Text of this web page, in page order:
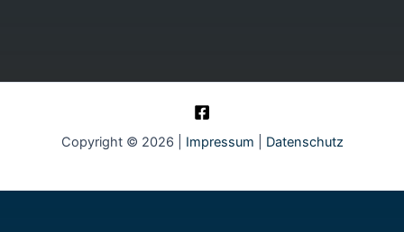
Copyright © 2026 | Impressum Datenschutz